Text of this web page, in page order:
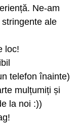
Ne-am
ale
loc!
telefon înainte)
mulțumiți și
la noi :))